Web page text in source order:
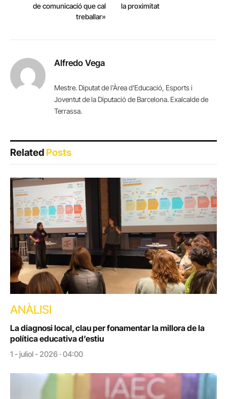
de comunicació que cal
treballar»
la proximitat
Alfredo Vega
Mestre. Diputat de l'Àrea d'Educació, Esports i
Joventut de la Diputació de Barcelona. Exalcalde de
Terrassa.
RelatedPosts
ANÀLISI
La diagnosi local, clau per fonamentar la millora de la
política educativa d’estiu
1 - juliol - 2026 · 04:00